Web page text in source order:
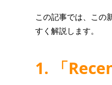
この記事では、この
すく解説します。
1. 「